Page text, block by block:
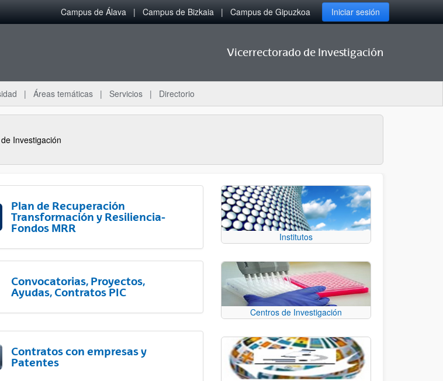
Campus de Álava Campus de Bizkaia Campus de Gipuzkoa Iniciar sesión
Vicerrectorado de Investigación
Áreas temáticas Servicios Directorio
Investigación
Plan de Recuperación
Transformación y Resiliencia-
Fondos MRR
Convocatorias, Proyectos,
Ayudas, Contratos PIC
Contratos con empresas y
Patentes
Institutos
Centros de Investigación